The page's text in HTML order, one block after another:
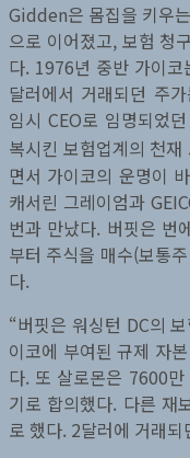
Gidden은 몸집을 키우
으로 이어졌고, 보험 청
다. 1976년 중반 가이
달러에서 거래되던 주
임시 CEO로 임명되었
복시킨 보험업계의 천
면서 가이코의 운명이
캐서린 그레이엄과
번과 만났다. 버핏은 번
부터 주식을 매수(보통
다.
“버핏은 워싱턴 DC의
이코에 부여된 규제 자
다. 또 살로몬은 7600
기로 합의했다. 다른 재
로 했다. 2달러에 거래